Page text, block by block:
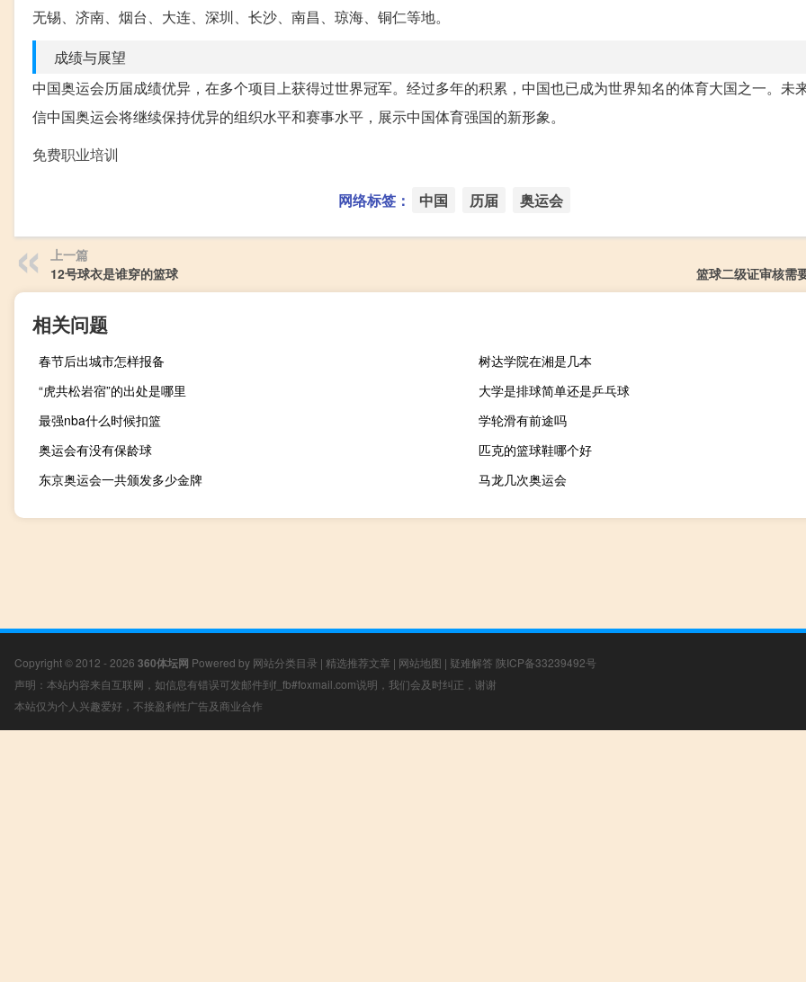
无锡、济南、烟台、大连、深圳、长沙、南昌、琼海、铜仁等地。
成绩与展望
中国奥运会历届成绩优异，在多个项目上获得过世界冠军。经过多年的积累，中国也已成为世界知名的体育大国之一。未
信中国奥运会将继续保持优异的组织水平和赛事水平，展示中国体育强国的新形象。
免费职业培训
网络标签： 中国 历届 奥运会
上一篇
12号球衣是谁穿的篮球
篮球二级证审核需
相关问题
春节后出城市怎样报备
树达学院在湘是几本
“虎共松岩宿”的出处是哪里
大学是排球简单还是乒乓球
最强nba什么时候扣篮
学轮滑有前途吗
奥运会有没有保龄球
匹克的篮球鞋哪个好
东京奥运会一共颁发多少金牌
马龙几次奥运会
Copyright © 2012 - 2026 360体坛网 Powered by 网站分类目录 | 精选推荐文章 | 网站地图 | 疑难解答 陕ICP备33239492号
声明：本站内容来自互联网，如信息有错误可发邮件到f_fb#foxmail.com说明，我们会及时纠正，谢谢
本站仅为个人兴趣爱好，不接盈利性广告及商业合作